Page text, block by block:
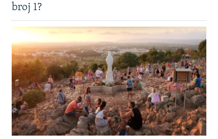
broj 1?